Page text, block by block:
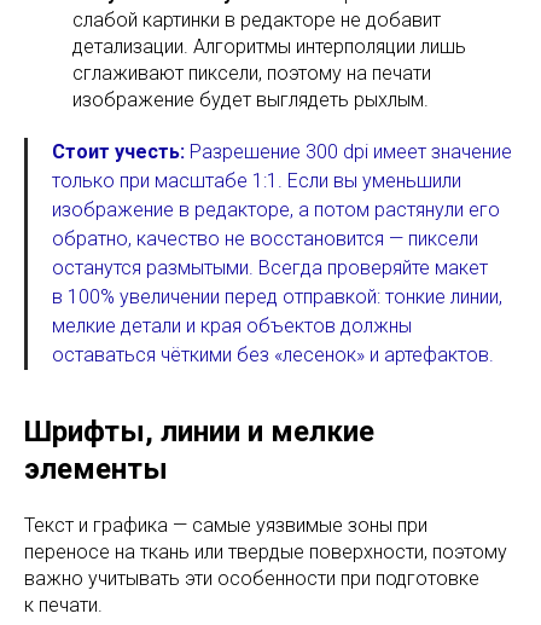
слабой картинки в редакторе не добавит
детализации. Алгоритмы интерполяции лишь
сглаживают пиксели, поэтому на печати
изображение будет выглядеть рыхлым.
Стоит учесть: Разрешение 300 dpi имеет значение
только при масштабе 1:1. Если вы уменьшили
изображение в редакторе, а потом растянули его
обратно, качество не восстановится — пиксели
останутся размытыми. Всегда проверяйте макет
в 100% увеличении перед отправкой: тонкие линии,
мелкие детали и края объектов должны
оставаться чёткими без «лесенок» и артефактов.
Шрифты, линии и мелкие
элементы
Текст и графика — самые уязвимые зоны при
переносе на ткань или твердые поверхности, поэтому
важно учитывать эти особенности при подготовке
к печати.